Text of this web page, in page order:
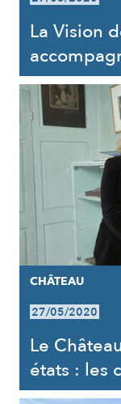
La Vision
CHÂTEAU
27/05/2020
Le
états : les